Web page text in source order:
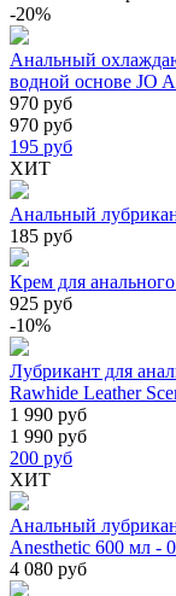
-20%
Анальный
водной основе JO
970 руб
970 руб
195 руб
ХИТ
Анальный
185 руб
Крем для
925 руб
-10%
Лубрикант для
Rawhide Leather
1 990 руб
1 990 руб
200 руб
ХИТ
Анальный
Anesthetic 600 мл -
4 080 руб